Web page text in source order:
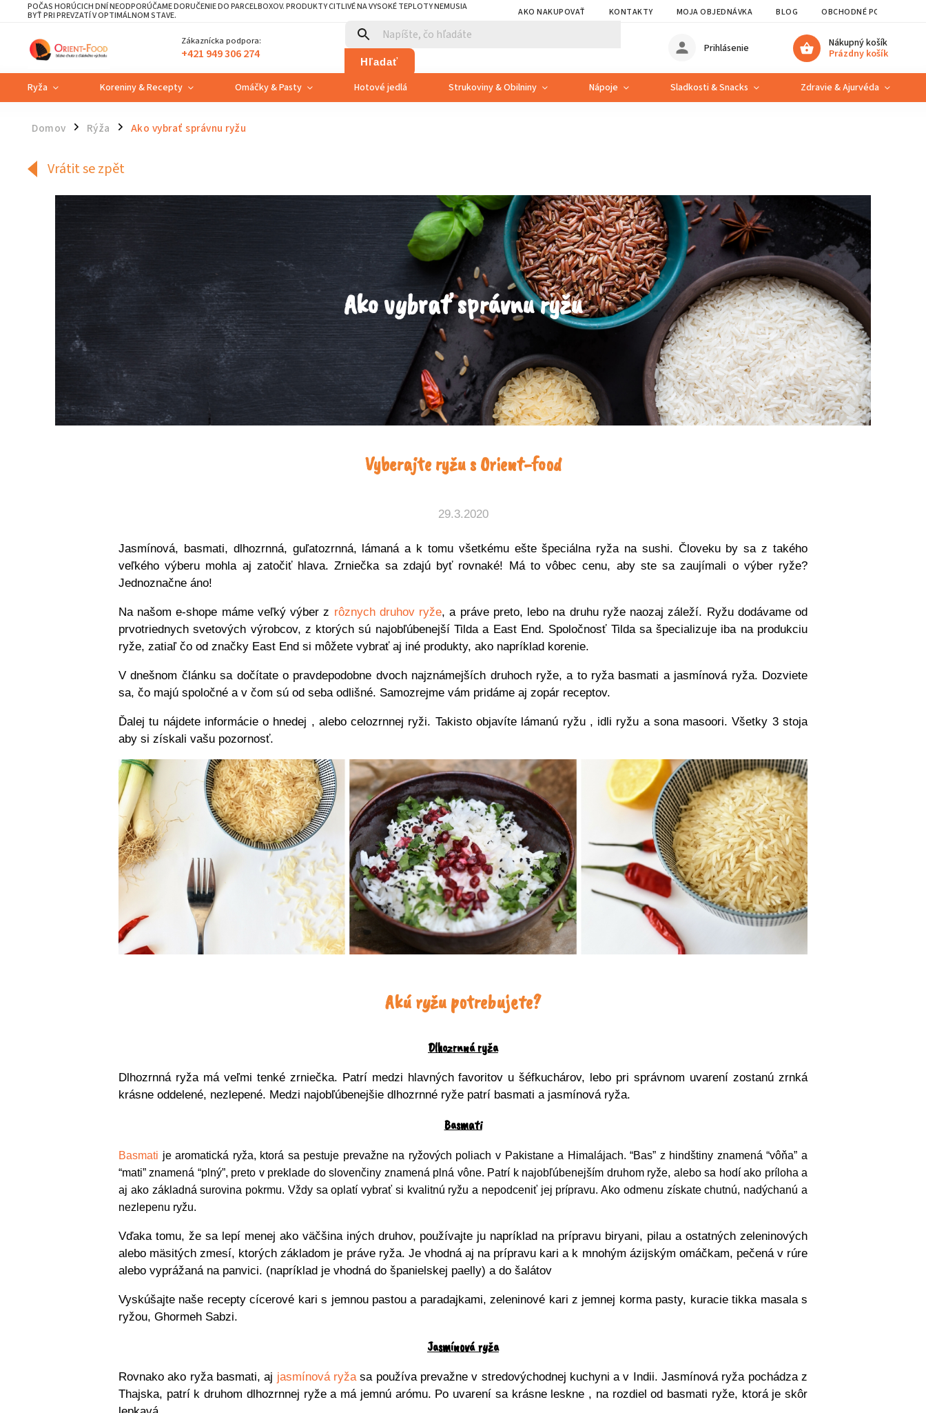
POČAS HORÚCICH DNÍ NEODPORÚČAME DORUČENIE DO PARCELBOXOV. PRODUKTY CITLIVÉ NA VYSOKÉ TEPLOTY NEMUSIA
BYŤ PRI PREVZATÍ V OPTIMÁLNOM STAVE. AKO NAKUPOVAŤ KONTAKTY MOJA OBJEDNÁVKA BLOG OBCHODNÉ PODMIENKY
Zákaznícka podpora:
+421 949 306 274 Hľadať
Nákupný košík
Prázdny košík
Prihlásenie
Ryža Koreniny & Recepty Omáčky & Pasty Hotové jedlá Strukoviny & Obilniny Nápoje Sladkosti & Snacks Zdravie & Ajurvéda
Domov / Rýža / Ako vybrať správnu ryžu
Vrátit se zpět
Ako vybrať správnu ryžu
Vyberajte ryžu s Orient-food
29.3.2020
Jasmínová, basmati, dlhozrnná, guľatozrnná, lámaná a k tomu všetkému ešte špeciálna ryža na sushi. Človeku by sa z takého
veľkého výberu mohla aj zatočiť hlava. Zrniečka sa zdajú byť rovnaké! Má to vôbec cenu, aby ste sa zaujímali o výber ryže?
Jednoznačne áno!
Na našom e-shope máme veľký výber z rôznych druhov ryže, a práve preto, lebo na druhu ryže naozaj záleží. Ryžu dodávame od
prvotriednych svetových výrobcov, z ktorých sú najobľúbenejší Tilda a East End. Spoločnosť Tilda sa špecializuje iba na produkciu
ryže, zatiaľ čo od značky East End si môžete vybrať aj iné produkty, ako napríklad korenie.
V dnešnom článku sa dočítate o pravdepodobne dvoch najznámejších druhoch ryže, a to ryža basmati a jasmínová ryža. Dozviete
sa, čo majú spoločné a v čom sú od seba odlišné. Samozrejme vám pridáme aj zopár receptov.
Ďalej tu nájdete informácie o hnedej , alebo celozrnnej ryži. Takisto objavíte lámanú ryžu , idli ryžu a sona masoori. Všetky 3 stoja
aby si získali vašu pozornosť.
Akú ryžu potrebujete?
Dlhozrnná ryža
Dlhozrnná ryža má veľmi tenké zrniečka. Patrí medzi hlavných favoritov u šéfkuchárov, lebo pri správnom uvarení zostanú zrnká
krásne oddelené, nezlepené. Medzi najobľúbenejšie dlhozrnné ryže patrí basmati a jasmínová ryža.
Basmati
Basmati je aromatická ryža, ktorá sa pestuje prevažne na ryžových poliach v Pakistane a Himalájach. “Bas” z hindštiny znamená “vôňa” a
“mati” znamená “plný”, preto v preklade do slovenčiny znamená plná vône. Patrí k najobľúbenejším druhom ryže, alebo sa hodí ako príloha a
aj ako základná surovina pokrmu. Vždy sa oplatí vybrať si kvalitnú ryžu a nepodceniť jej prípravu. Ako odmenu získate chutnú, nadýchanú a
nezlepenu ryžu.
Vďaka tomu, že sa lepí menej ako väčšina iných druhov, používajte ju napríklad na prípravu biryani, pilau a ostatných zeleninových
alebo mäsitých zmesí, ktorých základom je práve ryža. Je vhodná aj na prípravu kari a k mnohým ázijským omáčkam, pečená v rúre
alebo vyprážaná na panvici. (napríklad je vhodná do španielskej paelly) a do šalátov
Vyskúšajte naše recepty cícerové kari s jemnou pastou a paradajkami, zeleninové kari z jemnej korma pasty, kuracie tikka masala s
ryžou, Ghormeh Sabzi.
Jasmínová ryža
Rovnako ako ryža basmati, aj jasmínová ryžasa používa prevažne v stredovýchodnej kuchyni a v Indii. Jasmínová ryža pochádza z
Thajska, patrí k druhom dlhozrnnej ryže a má jemnú arómu. Po uvarení sa krásne leskne , na rozdiel od basmati ryže, ktorá je skôr